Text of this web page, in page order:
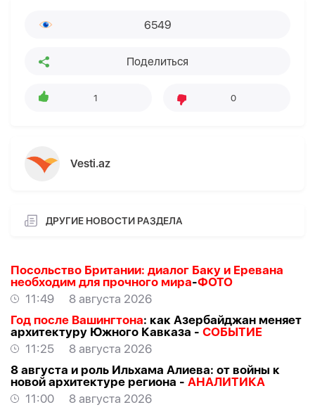
6549
Поделиться
1 0
Vesti.az
ДРУГИЕ НОВОСТИ РАЗДЕЛА
Посольство Британии: диалог Баку и Еревана
необходим для прочного мира-ФОТО
11:49
8 августа 2026
Год после Вашингтона: как Азербайджан меняет
архитектуру Южного Кавказа - СОБЫТИЕ
11:25
8 августа 2026
8 августа и роль Ильхама Алиева: от войны к
новой архитектуре региона - АНАЛИТИКА
11:00
8 августа 2026